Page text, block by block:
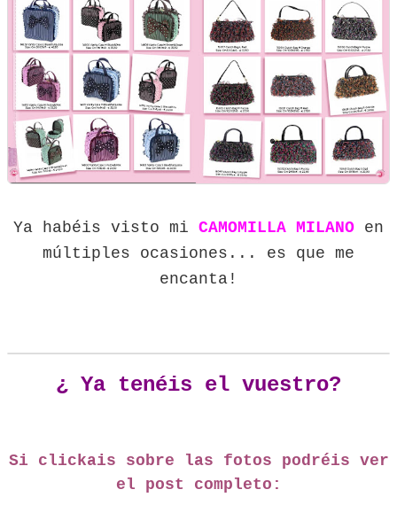
Ya habéis visto mi CAMOMILLA MILANO en
múltiples ocasiones... es que me
encanta!
¿ Ya tenéis el vuestro?
Si clickais sobre las fotos podréis ver
el post completo: